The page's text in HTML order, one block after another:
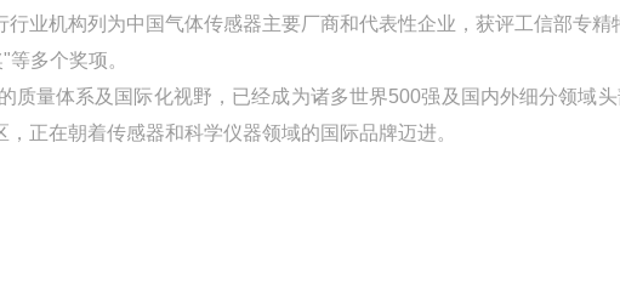
业机构列为中国气体传感器主要厂商和代表性企业，获评工信部专精
多个奖项。
质量体系及国际化视野，已经成为诸多世界500强及国内外细分领域
正在朝着传感器和科学仪器领域的国际品牌迈进。